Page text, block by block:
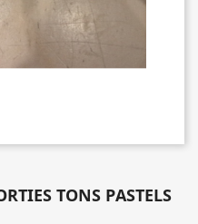
TONS PASTELS